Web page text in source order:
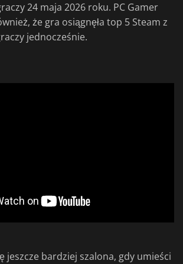
24 maja 2026 roku. PC Gamer
że gra osiągnęła top 5 Steam z
jednocześnie.
jeszcze bardziej szalona, gdy umieści